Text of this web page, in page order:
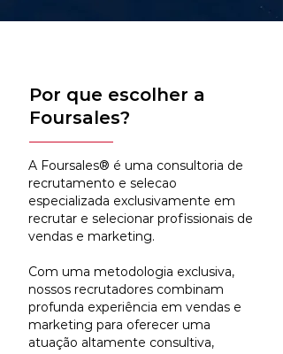
Por que escolher a
Foursales?
A Foursales® é uma consultoria de
recrutamento e selecao
especializada exclusivamente em
recrutar e selecionar profissionais de
vendas e marketing.
Com uma metodologia exclusiva,
nossos recrutadores combinam
profunda experiência em vendas e
marketing para oferecer uma
atuação altamente consultiva,